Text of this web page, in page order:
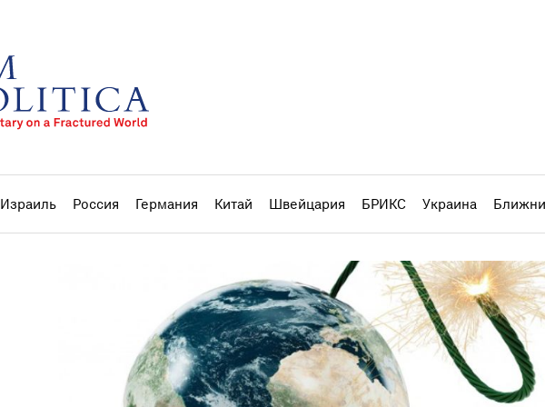
Израиль Россия Германия Китай Швейцария БРИКС Украина